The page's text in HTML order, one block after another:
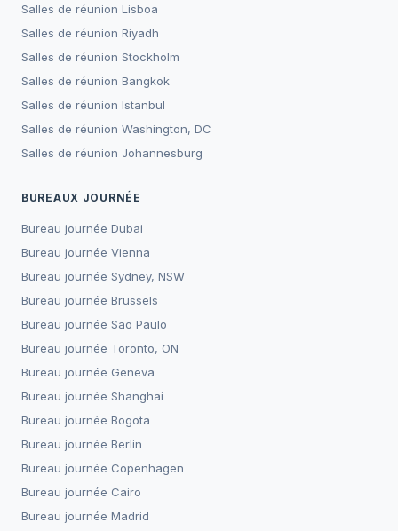
Salles de réunion Lisboa
Salles de réunion Riyadh
Salles de réunion Stockholm
Salles de réunion Bangkok
Salles de réunion Istanbul
Salles de réunion Washington, DC
Salles de réunion Johannesburg
BUREAUX JOURNÉE
Bureau journée Dubai
Bureau journée Vienna
Bureau journée Sydney, NSW
Bureau journée Brussels
Bureau journée Sao Paulo
Bureau journée Toronto, ON
Bureau journée Geneva
Bureau journée Shanghai
Bureau journée Bogota
Bureau journée Berlin
Bureau journée Copenhagen
Bureau journée Cairo
Bureau journée Madrid